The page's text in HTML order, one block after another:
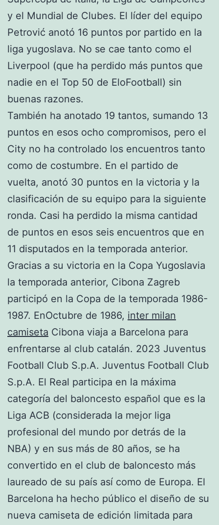
y el Mundial de Clubes. El líder del equipo
Petrović anotó 16 puntos por partido en la
liga yugoslava. No se cae tanto como el
Liverpool (que ha perdido más puntos que
nadie en el Top 50 de EloFootball) sin
buenas razones.
También ha anotado 19 tantos, sumando 13
puntos en esos ocho compromisos, pero el
City no ha controlado los encuentros tanto
como de costumbre. En el partido de
vuelta, anotó 30 puntos en la victoria y la
clasificación de su equipo para la siguiente
ronda. Casi ha perdido la misma cantidad
de puntos en esos seis encuentros que en
11 disputados en la temporada anterior.
Gracias a su victoria en la Copa Yugoslavia
la temporada anterior, Cibona Zagreb
participó en la Copa de la temporada 1986-
1987. EnOctubre de 1986, inter milan
camiseta Cibona viaja a Barcelona para
enfrentarse al club catalán. 2023 Juventus
Football Club S.p.A. Juventus Football Club
S.p.A. El Real participa en la máxima
categoría del baloncesto español que es la
Liga ACB (considerada la mejor liga
profesional del mundo por detrás de la
NBA) y en sus más de 80 años, se ha
convertido en el club de baloncesto más
laureado de su país así como de Europa. El
Barcelona ha hecho público el diseño de su
nueva camiseta de edición limitada para